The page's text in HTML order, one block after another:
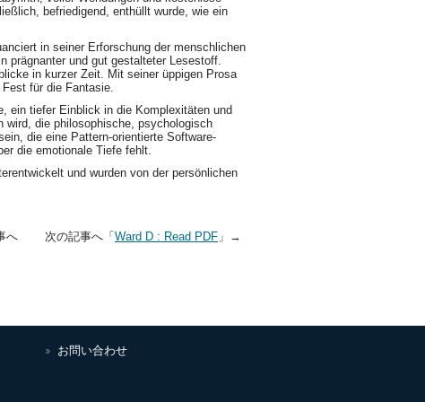
befriedigend, enthüllt wurde, wie ein
in seiner Erforschung der menschlichen
prägnanter und gut gestalteter Lesestoff.
in kurzer Zeit. Mit seiner üppigen Prosa
für die Fantasie.
ein tiefer Einblick in die Komplexitäten und
die philosophische, psychologisch
die eine Pattern-orientierte Software-
die emotionale Tiefe fehlt.
und wurden von der persönlichen
事へ 次の記事へ「 Ward D : Read PDF 」→
お問い合わせ